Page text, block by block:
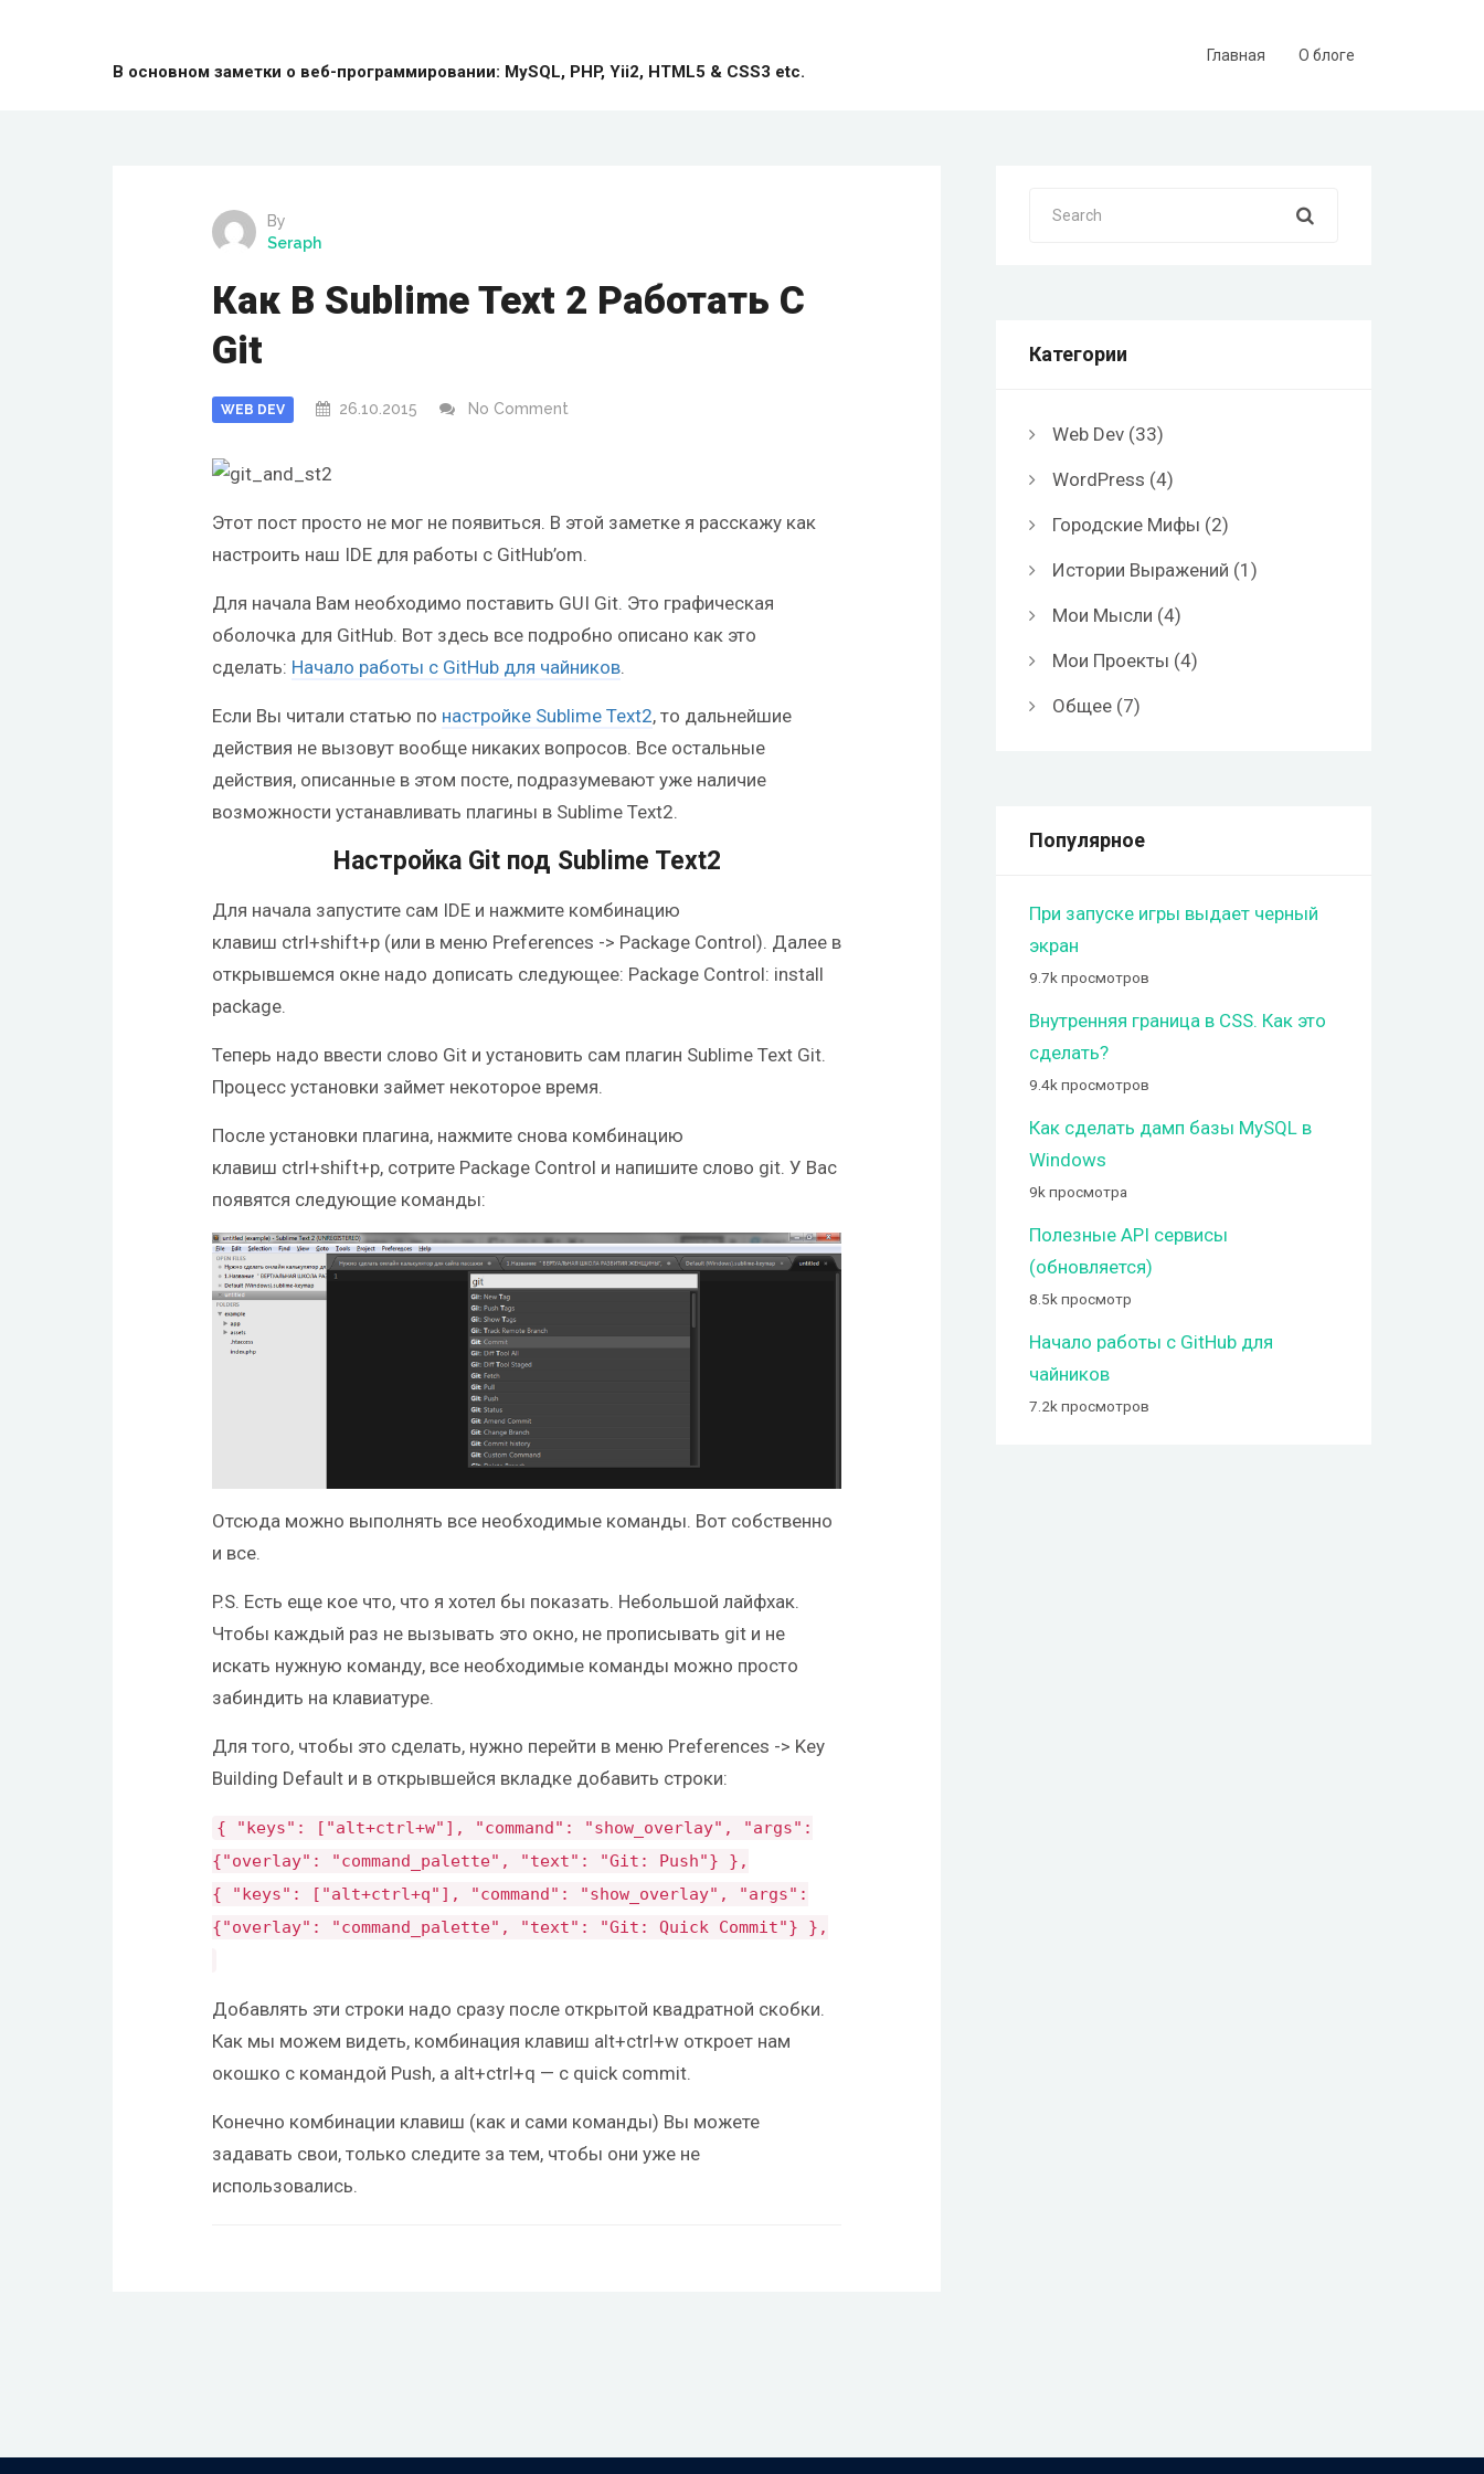
В основном заметки о веб-программировании: MySQL, PHP, Yii2, HTML5 & CSS3 etc.
Главная О блоге
By
Seraph
Как В Sublime Text 2 Работать С
Git
WEB DEV 26.10.2015 No Comment
Этот пост просто не мог не появиться. В этой заметке я расскажу как
настроить наш IDE для работы с GitHub’om.
Для начала Вам необходимо поставить GUI Git. Это графическая
оболочка для GitHub. Вот здесь все подробно описано как это
сделать: Начало работы с GitHub для чайников.
Если Вы читали статью по настройке Sublime Text2, то дальнейшие
действия не вызовут вообще никаких вопросов. Все остальные
действия, описанные в этом посте, подразумевают уже наличие
возможности устанавливать плагины в Sublime Text2.
Настройка Git под Sublime Text2
Для начала запустите сам IDE и нажмите комбинацию
клавиш ctrl+shift+p (или в меню Preferences -> Package Control). Далее в
открывшемся окне надо дописать следующее: Package Control: install
package.
Теперь надо ввести слово Git и установить сам плагин Sublime Text Git.
Процесс установки займет некоторое время.
После установки плагина, нажмите снова комбинацию
клавиш ctrl+shift+p, сотрите Package Control и напишите слово git. У Вас
появятся следующие команды:
Отсюда можно выполнять все необходимые команды. Вот собственно
и все.
P.S. Есть еще кое что, что я хотел бы показать. Небольшой лайфхак.
Чтобы каждый раз не вызывать это окно, не прописывать git и не
искать нужную команду, все необходимые команды можно просто
забиндить на клавиатуре.
Для того, чтобы это сделать, нужно перейти в меню Preferences -> Key
Building Default и в открывшейся вкладке добавить строки:
{ "keys" : [ "alt+ctrl+w" ], "command" : "show_overlay" , "args" :
{"overlay" : "command_palette" , "text" : "Git: Push"}
},
{
"keys" : [ "alt+ctrl+q" ], "command" : "show_overlay" , "args" :
{"overlay" : "command_palette" , "text" : "Git: Quick Commit"} },
Добавлять эти строки надо сразу после открытой квадратной скобки.
Как мы можем видеть, комбинация клавиш alt+ctrl+w откроет нам
окошко с командой Push, а alt+ctrl+q — с quick commit.
Конечно комбинации клавиш (как и сами команды) Вы можете
задавать свои, только следите за тем, чтобы они уже не
использовались.
Search
Категории
Web Dev (33)
WordPress (4)
Городские Мифы (2)
Истории Выражений (1)
Мои Мысли (4)
Мои Проекты (4)
Общее (7)
Популярное
При запуске игры выдает черный
экран
9.7k просмотров
Внутренняя граница в CSS. Как это
сделать?
9.4k просмотров
Как сделать дамп базы MySQL в
Windows
9k просмотра
Полезные API сервисы
(обновляется)
8.5k просмотр
Начало работы с GitHub для
чайников
7.2k просмотров